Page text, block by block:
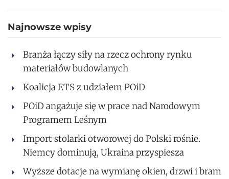
Najnowsze wpisy
Branża łączy siły na rzecz ochrony rynku
materiałów budowlanych
Koalicja ETS z udziałem POiD
POiD angażuje się w prace nad Narodowym
Programem Leśnym
Import stolarki otworowej do Polski rośnie.
Niemcy dominują, Ukraina przyspiesza
Wyższe dotacje na wymianę okien, drzwi i bram